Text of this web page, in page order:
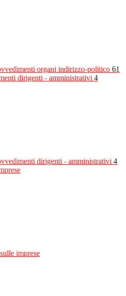
organi indirizzo-politico 61
dirigenti - amministrativi 4
dirigenti - amministrativi 4
imprese